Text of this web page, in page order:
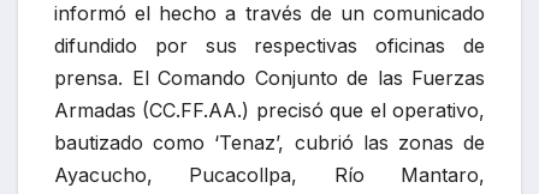
informó el hecho a través de un comunicado
difundido por sus respectivas oficinas de
prensa. El Comando Conjunto de las Fuerzas
Armadas (CC.FF.AA.) precisó que el operativo,
bautizado como ‘Tenaz’, cubrió las zonas de
Ayacucho, Pucacollpa, Río Mantaro,